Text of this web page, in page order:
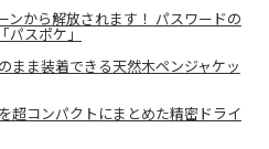
ンから解放されます！ パスワードの
スポケ」
まま装着できる天然木ペンジャケッ
超コンパクトにまとめた精密ドライ